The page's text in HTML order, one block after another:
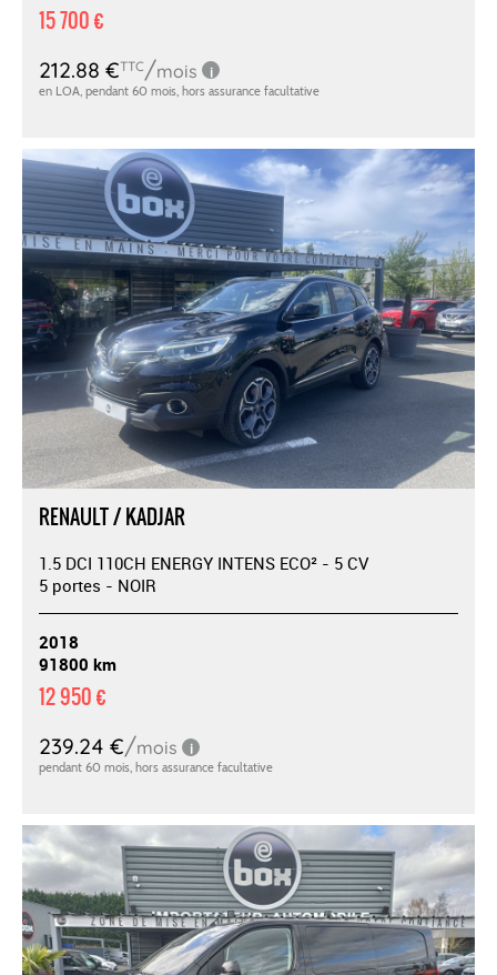
15 700 €
RENAULT / KADJAR
1.5 DCI 110CH ENERGY INTENS ECO² - 5 CV
5 portes - NOIR
2018
91800 km
12 950 €